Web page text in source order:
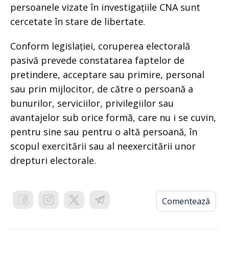
persoanele vizate în investigațiile CNA sunt
cercetate în stare de libertate.
Conform legislației, coruperea electorală
pasivă prevede constatarea faptelor de
pretindere, acceptare sau primire, personal
sau prin mijlocitor, de către o persoană a
bunurilor, serviciilor, privilegiilor sau
avantajelor sub orice formă, care nu i se cuvin,
pentru sine sau pentru o altă persoană, în
scopul exercitării sau al neexercitării unor
drepturi electorale.
Comentează